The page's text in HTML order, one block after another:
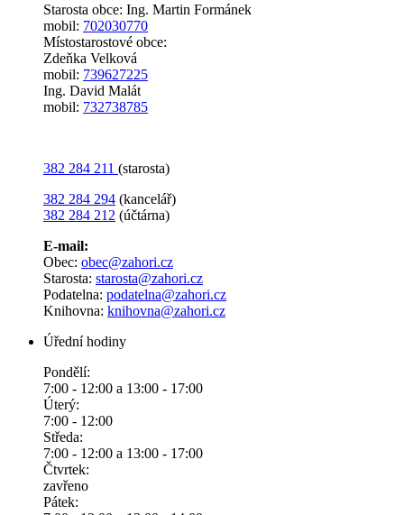
Starosta obce: Ing. Martin Formánek
mobil: 702030770
Místostarostové obce:
Zdeňka Velková
mobil: 739627225
Ing. David Malát
mobil: 732738785
382 284 211 (starosta)
382 284 294 (kancelář)
382 284 212 (účtárna)
E-mail:
Obec: obec@zahori.cz
Starosta: starosta@zahori.cz
Podatelna: podatelna@zahori.cz
Knihovna: knihovna@zahori.cz
Úřední hodiny
Pondělí:
7:00 - 12:00 a 13:00 - 17:00
Úterý:
7:00 - 12:00
Středa:
7:00 - 12:00 a 13:00 - 17:00
Čtvrtek:
zavřeno
Pátek: